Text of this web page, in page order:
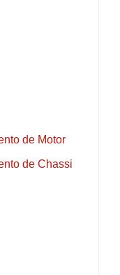
de Motor
de Chassi